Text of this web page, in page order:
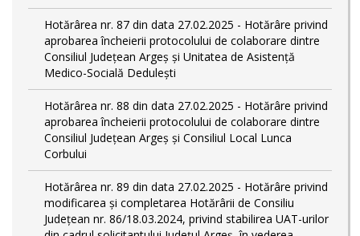
Hotărârea nr. 87 din data 27.02.2025 - Hotărâre privind
aprobarea încheierii protocolului de colaborare dintre
Consiliul Județean Argeș și Unitatea de Asistență
Medico-Socială Dedulești
Hotărârea nr. 88 din data 27.02.2025 - Hotărâre privind
aprobarea încheierii protocolului de colaborare dintre
Consiliul Județean Argeș și Consiliul Local Lunca
Corbului
Hotărârea nr. 89 din data 27.02.2025 - Hotărâre privind
modificarea și completarea Hotărârii de Consiliu
Județean nr. 86/18.03.2024, privind stabilirea UAT-urilor